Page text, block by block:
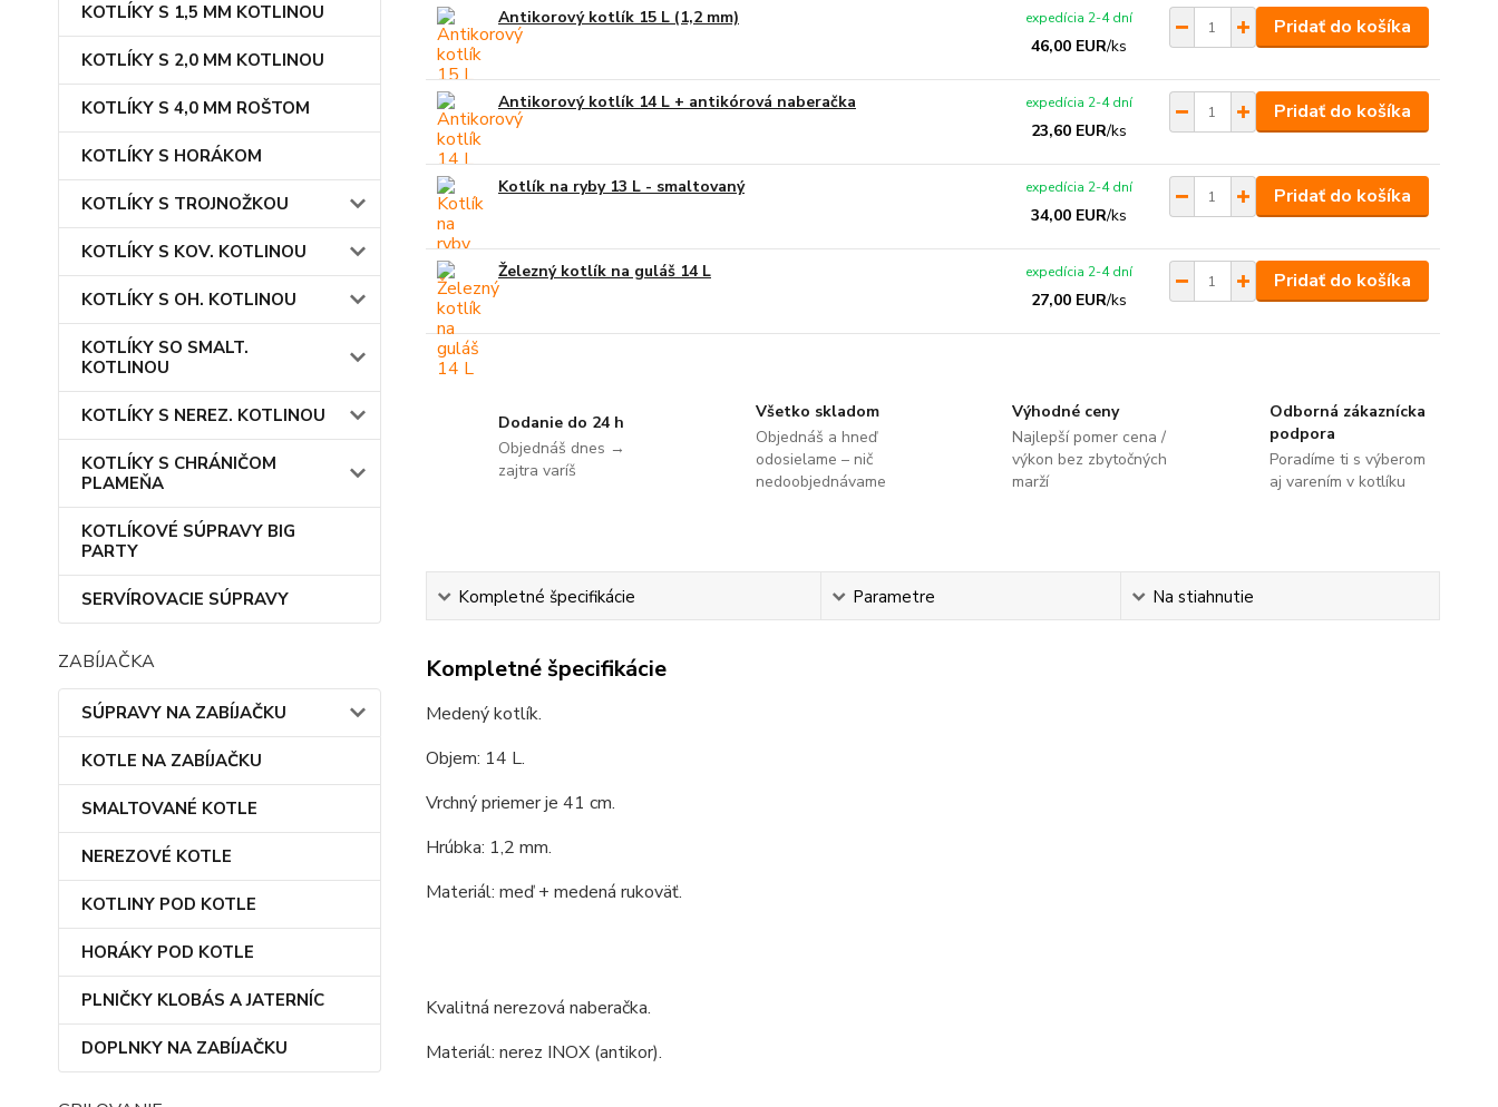
KOTLÍKY S 1,5 MM KOTLINOU
KOTLÍKY S 2,0 MM KOTLINOU
KOTLÍKY S 4,0 MM ROŠTOM
KOTLÍKY S HORÁKOM
KOTLÍKY S TROJNOŽKOU
KOTLÍKY S KOV. KOTLINOU
KOTLÍKY S OH. KOTLINOU
KOTLÍKY SO SMALT.
KOTLINOU
KOTLÍKY S NEREZ. KOTLINOU
KOTLÍKY S CHRÁNIČOM
PLAMEŇA
KOTLÍKOVÉ SÚPRAVY BIG
PARTY
SERVÍROVACIE SÚPRAVY
ZABÍJAČKA
SÚPRAVY NA ZABÍJAČKU
KOTLE NA ZABÍJAČKU
SMALTOVANÉ KOTLE
NEREZOVÉ KOTLE
KOTLINY POD KOTLE
HORÁKY POD KOTLE
PLNIČKY KLOBÁS A JATERNÍC
DOPLNKY NA ZABÍJAČKU
Antikorový kotlík 15 L (1,2 mm)
46,00 EUR/ks
expedícia 2-4 dní Pridať do košíka
Antikorový kotlík 14 L + antikórová naberačka
23,60 EUR/ks
expedícia 2-4 dní Pridať do košíka
Kotlík na ryby 13 L - smaltovaný
34,00 EUR/ks
expedícia 2-4 dní Pridať do košíka
Železný kotlík na guláš 14 L
27,00 EUR/ks
expedícia 2-4 dní Pridať do košíka
Dodanie do 24 h
Objednáš dnes →
zajtra varíš
Všetko skladom
Objednáš a hneď
odosielame – nič
nedoobjednávame
Výhodné ceny
Najlepší pomer cena /
výkon bez zbytočných
marží
Odborná zákaznícka
podpora
Poradíme ti s výberom
aj varením v kotlíku
Kompletné špecifikácie Parametre Na stiahnutie
Kompletné špecifikácie
Medený kotlík.
Objem: 14 L.
Vrchný priemer je 41 cm.
Hrúbka: 1,2 mm.
Materiál: meď + medená rukoväť.
Kvalitná nerezová naberačka.
Materiál: nerez INOX (antikor).